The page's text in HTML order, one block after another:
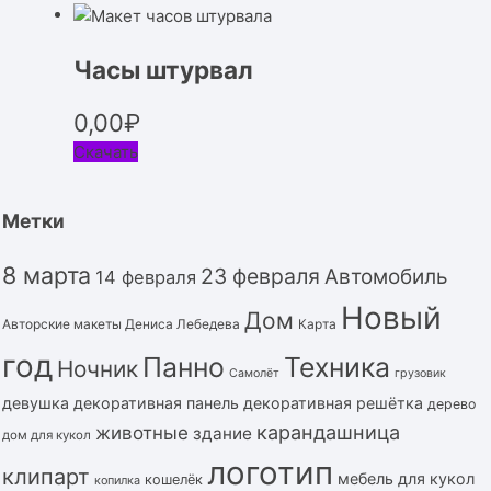
Часы штурвал
0,00₽
Скачать
Метки
8 марта 14 февраля 23 февраля Автомобиль
Авторские макеты Дениса Лебедева Дом Карта Новый
год Ночник Панно Самолёт Техника грузовик
девушка декоративная панель декоративная решётка дерево
дом для кукол животные здание карандашница
клипарт копилка кошелёк логотип мебель для кукол